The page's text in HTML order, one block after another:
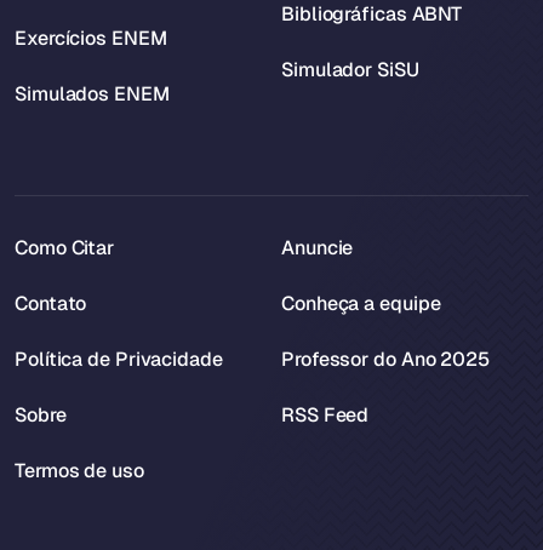
Exercícios ENEM
Simulados ENEM
Bibliográficas ABNT
Simulador SiSU
Como Citar
Contato
Política de Privacidade
Sobre
Termos de uso
Anuncie
Conheça a equipe
Professor do Ano 2025
RSS Feed